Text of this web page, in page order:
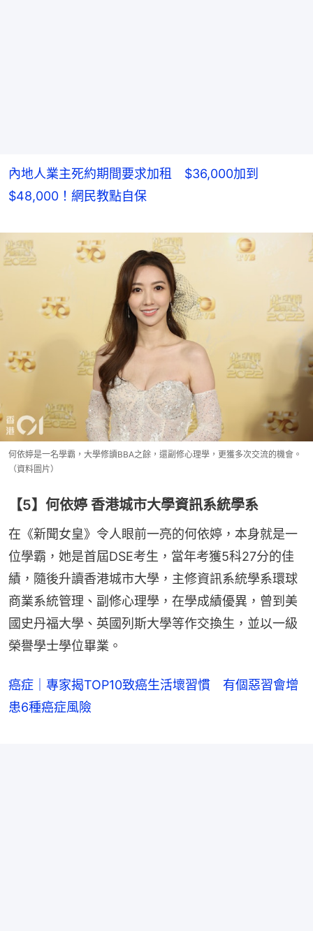
內地人業主死約期間要求加租 $36,000加到
$48,000！網民教點自保
何依婷是一名學霸，大學修讀BBA之餘，還副修心理學，更獲多次交流的機會。
（資料圖片）
【5】何依婷 香港城市大學資訊系統學系
在《新聞女皇》令人眼前一亮的何依婷，本身就是一
位學霸，她是首屆DSE考生，當年考獲5科27分的佳
績，隨後升讀香港城市大學，主修資訊系統學系環球
商業系統管理、副修心理學，在學成績優異，曾到美
國史丹福大學、英國列斯大學等作交換生，並以一級
榮譽學士學位畢業。
癌症｜專家揭TOP10致癌生活壞習慣 有個惡習會增
患6種癌症風險